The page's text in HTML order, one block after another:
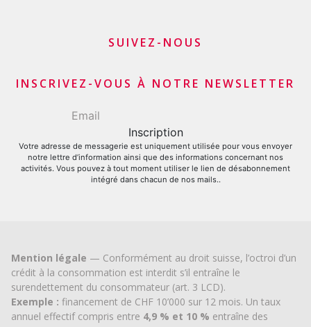
Demande carte de crédit
Apporteurs d’affaires commerçants et marchands
SUIVEZ-NOUS
INSCRIVEZ-VOUS À NOTRE NEWSLETTER
Votre adresse de messagerie est uniquement utilisée pour vous envoyer
notre lettre d’information ainsi que des informations concernant nos
activités. Vous pouvez à tout moment utiliser le lien de désabonnement
intégré dans chacun de nos mails..
Mention légale — Conformément au droit suisse, l’octroi d’un
crédit à la consommation est interdit s’il entraîne le
surendettement du consommateur (art. 3 LCD).
Exemple : financement de CHF 10’000 sur 12 mois. Un taux
annuel effectif compris entre 4,9 % et 10 % entraîne des